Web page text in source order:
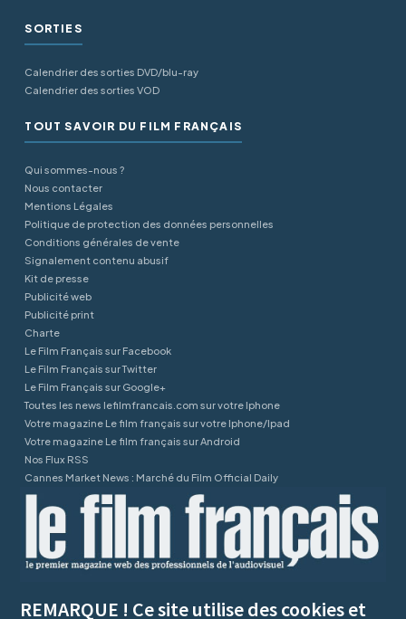
SORTIES
Calendrier des sorties DVD/blu-ray
Calendrier des sorties VOD
TOUT SAVOIR DU FILM FRANÇAIS
Qui sommes-nous ?
Nous contacter
Mentions Légales
Politique de protection des données personnelles
Conditions générales de vente
Signalement contenu abusif
Kit de presse
Publicité web
Publicité print
Charte
Le Film Français sur Facebook
Le Film Français sur Twitter
Le Film Français sur Google+
Toutes les news lefilmfrancais.com sur votre Iphone
Votre magazine Le film français sur votre Iphone/Ipad
Votre magazine Le film français sur Android
Nos Flux RSS
Cannes Market News : Marché du Film Official Daily
REMARQUE ! Ce site utilise des cookies et